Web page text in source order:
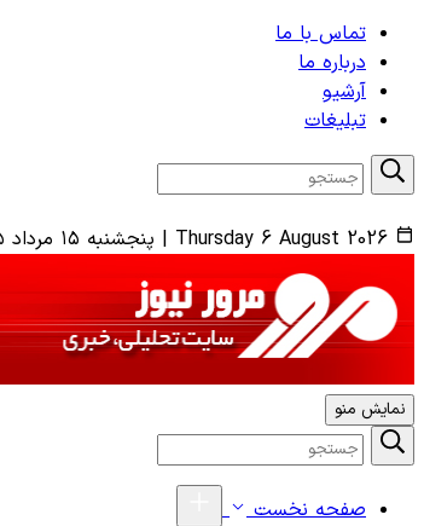
تماس با ما
درباره ما
آرشیو
تبلیغات
Thursday 6 August 2026
| پنجشنبه ۱۵ مرداد ۱۴۰۵
نمایش منو
صفحه نخست